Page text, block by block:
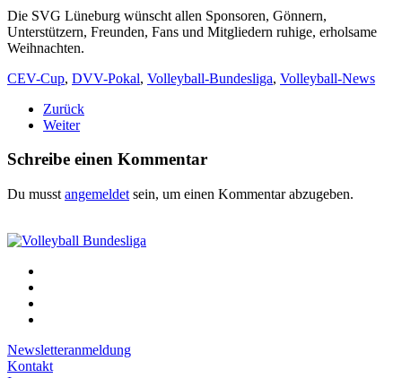
Die SVG Lüneburg wünscht allen Sponsoren, Gönnern,
Unterstützern, Freunden, Fans und Mitgliedern ruhige, erholsame
Weihnachten.
CEV-Cup, DVV-Pokal, Volleyball-Bundesliga, Volleyball-News
Zurück
Weiter
Schreibe einen Kommentar
Du musst angemeldet sein, um einen Kommentar abzugeben.
Newsletteranmeldung
Kontakt